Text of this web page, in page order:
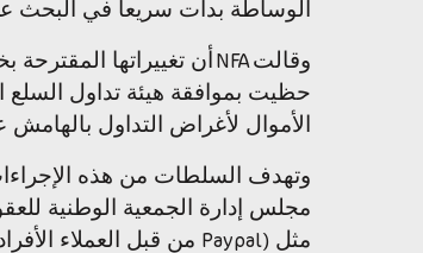
الوساطة بدأت سريعا في البحث
وقالتNFA أن تغييراتها
حظيت بموافقة هيئة تداول السلع
الأموال لأغراض التداول بالهامش
وتهدف السلطات من هذه
مجلس إدارة الجمعية الوطنية
مثل Paypal) من قبل العملاء